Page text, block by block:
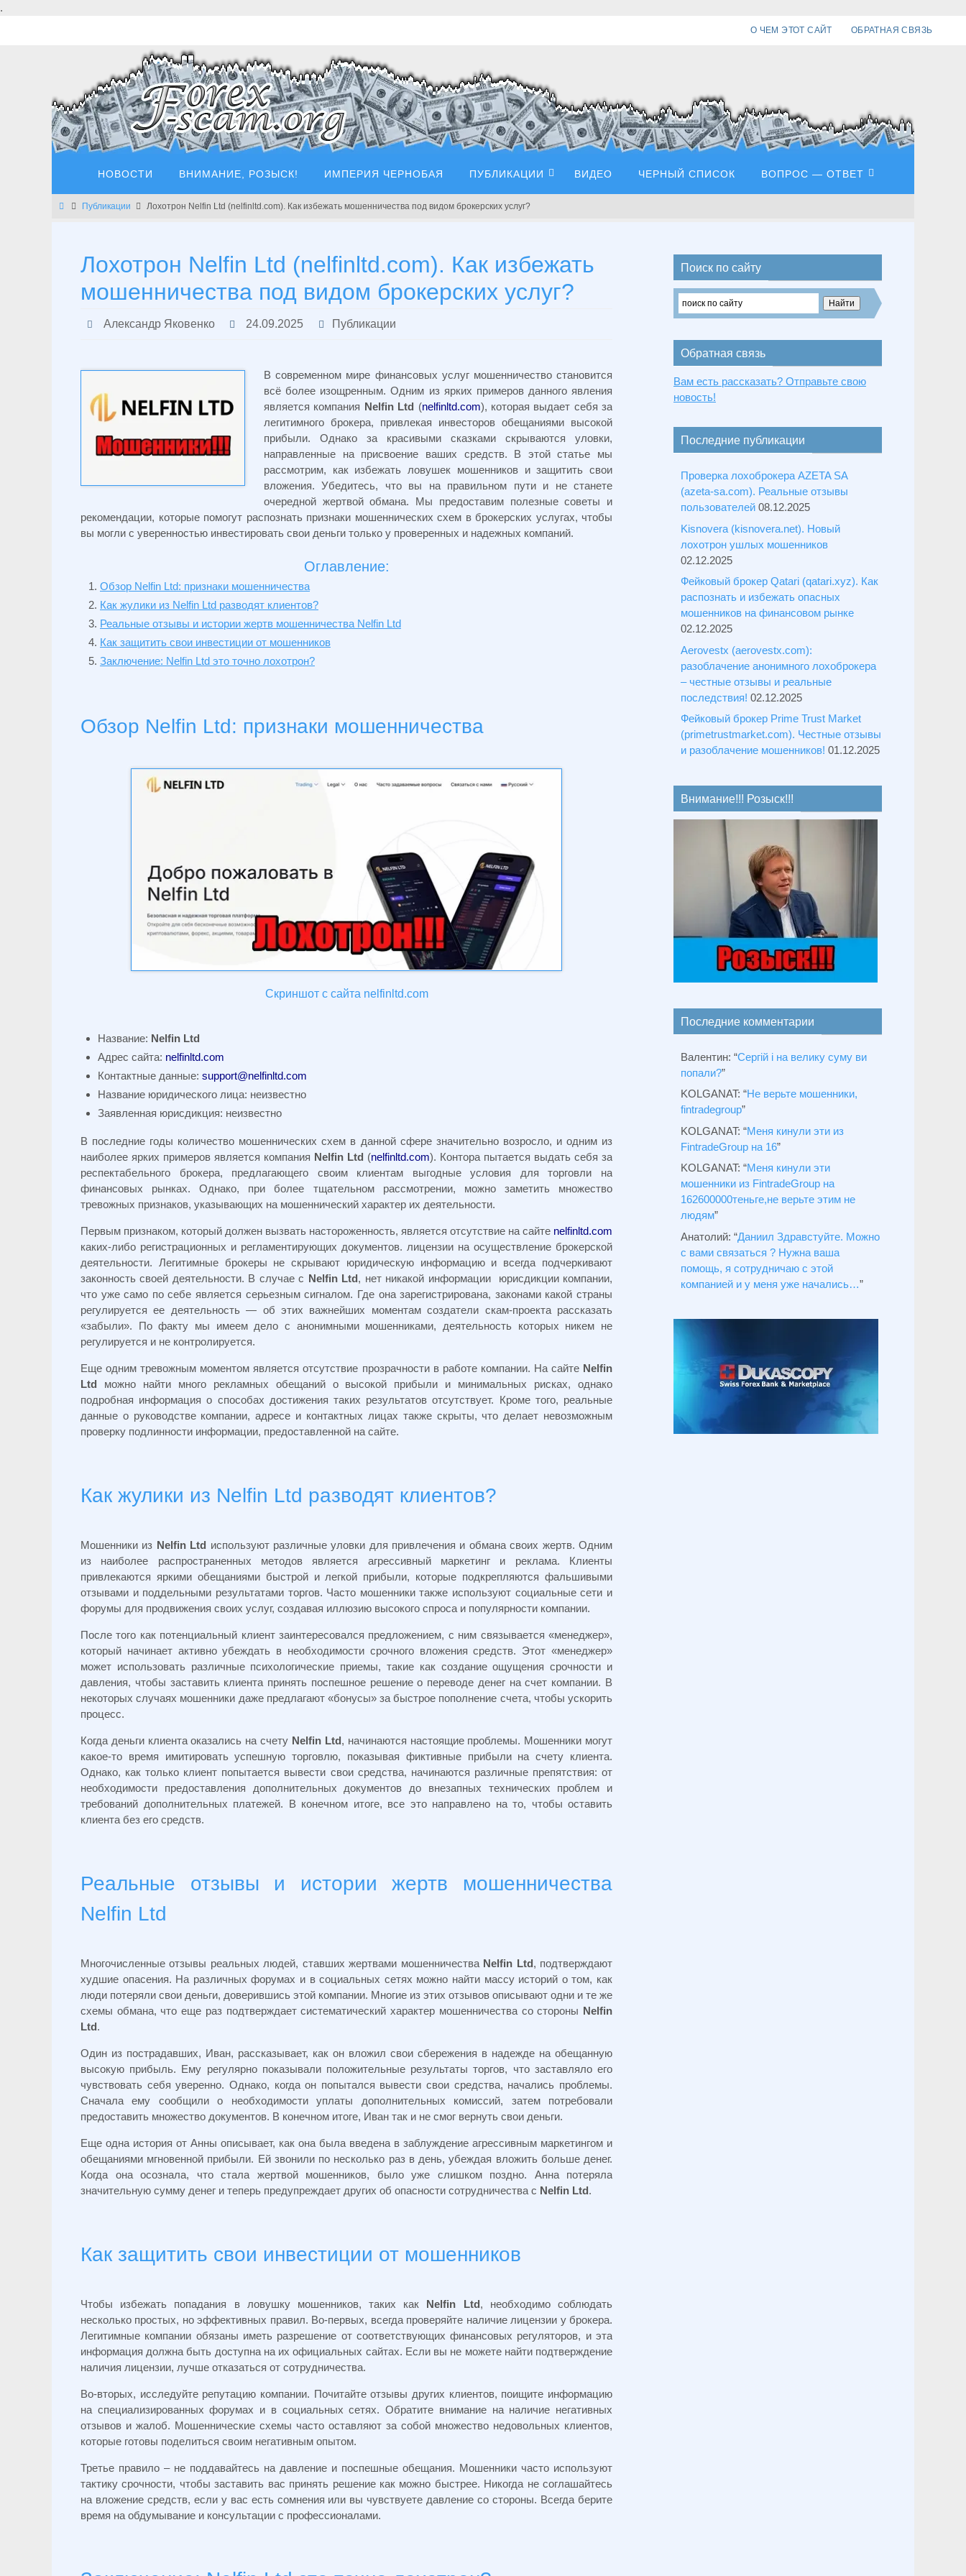
.
О ЧЕМ ЭТОТ САЙТ ОБРАТНАЯ СВЯЗЬ
НОВОСТИ ВНИМАНИЕ, РОЗЫСК! ИМПЕРИЯ ЧЕРНОБАЯ ПУБЛИКАЦИИ ВИДЕО ЧЕРНЫЙ СПИСОК ВОПРОС — ОТВЕТ
Главная
Публикации Лохотрон Nelfin Ltd (nelfinltd.com). Как избежать мошенничества под видом брокерских услуг?
Лохотрон Nelfin Ltd (nelfinltd.com). Как избежать
мошенничества под видом брокерских услуг?
Александр Яковенко 24.09.2025 Публикации
В современном мире финансовых услуг мошенничество становится
всё более изощренным. Одним из ярких примеров данного явления
является компания Nelfin Ltd (nelfinltd.com), которая выдает себя за
легитимного брокера, привлекая инвесторов обещаниями высокой
прибыли. Однако за красивыми сказками скрываются уловки,
направленные на присвоение ваших средств. В этой статье мы
рассмотрим, как избежать ловушек мошенников и защитить свои
вложения. Убедитесь, что вы на правильном пути и не станете
очередной жертвой обмана. Мы предоставим полезные советы и
рекомендации, которые помогут распознать признаки мошеннических схем в брокерских услугах, чтобы
вы могли с уверенностью инвестировать свои деньги только у проверенных и надежных компаний.
Оглавление:
Обзор Nelfin Ltd: признаки мошенничества
Как жулики из Nelfin Ltd разводят клиентов?
Реальные отзывы и истории жертв мошенничества Nelfin Ltd
Как защитить свои инвестиции от мошенников
Заключение: Nelfin Ltd это точно лохотрон?
Обзор Nelfin Ltd: признаки мошенничества
Скриншот с сайта nelfinltd.com
Название: Nelfin Ltd
Адрес сайта: nelfinltd.com
Контактные данные: support@nelfinltd.com
Название юридического лица: неизвестно
Заявленная юрисдикция: неизвестно
В последние годы количество мошеннических схем в данной сфере значительно возросло, и одним из
наиболее ярких примеров является компания Nelfin Ltd (nelfinltd.com). Контора пытается выдать себя за
респектабельного брокера, предлагающего своим клиентам выгодные условия для торговли на
финансовых рынках. Однако, при более тщательном рассмотрении, можно заметить множество
тревожных признаков, указывающих на мошеннический характер их деятельности.
Первым признаком, который должен вызвать настороженность, является отсутствие на сайте nelfinltd.com
каких-либо регистрационных и регламентирующих документов. лицензии на осуществление брокерской
деятельности. Легитимные брокеры не скрывают юридическую информацию и всегда подчеркивают
законность своей деятельности. В случае с Nelfin Ltd, нет никакой информации юрисдикции компании,
что уже само по себе является серьезным сигналом. Где она зарегистрирована, законами какой страны
регулируется ее деятельность — об этих важнейших моментам создатели скам-проекта рассказать
«забыли». По факту мы имеем дело с анонимными мошенниками, деятельность которых никем не
регулируется и не контролируется.
Еще одним тревожным моментом является отсутствие прозрачности в работе компании. На сайте Nelfin
Ltd можно найти много рекламных обещаний о высокой прибыли и минимальных рисках, однако
подробная информация о способах достижения таких результатов отсутствует. Кроме того, реальные
данные о руководстве компании, адресе и контактных лицах также скрыты, что делает невозможным
проверку подлинности информации, предоставленной на сайте.
Как жулики из Nelfin Ltd разводят клиентов?
Мошенники из Nelfin Ltd используют различные уловки для привлечения и обмана своих жертв. Одним
из наиболее распространенных методов является агрессивный маркетинг и реклама. Клиенты
привлекаются яркими обещаниями быстрой и легкой прибыли, которые подкрепляются фальшивыми
отзывами и поддельными результатами торгов. Часто мошенники также используют социальные сети и
форумы для продвижения своих услуг, создавая иллюзию высокого спроса и популярности компании.
После того как потенциальный клиент заинтересовался предложением, с ним связывается «менеджер»,
который начинает активно убеждать в необходимости срочного вложения средств. Этот «менеджер»
может использовать различные психологические приемы, такие как создание ощущения срочности и
давления, чтобы заставить клиента принять поспешное решение о переводе денег на счет компании. В
некоторых случаях мошенники даже предлагают «бонусы» за быстрое пополнение счета, чтобы ускорить
процесс.
Когда деньги клиента оказались на счету Nelfin Ltd, начинаются настоящие проблемы. Мошенники могут
какое-то время имитировать успешную торговлю, показывая фиктивные прибыли на счету клиента.
Однако, как только клиент попытается вывести свои средства, начинаются различные препятствия: от
необходимости предоставления дополнительных документов до внезапных технических проблем и
требований дополнительных платежей. В конечном итоге, все это направлено на то, чтобы оставить
клиента без его средств.
Реальные отзывы и истории жертв мошенничества
Nelfin Ltd
Многочисленные отзывы реальных людей, ставших жертвами мошенничества Nelfin Ltd, подтверждают
худшие опасения. На различных форумах и в социальных сетях можно найти массу историй о том, как
люди потеряли свои деньги, доверившись этой компании. Многие из этих отзывов описывают одни и те же
схемы обмана, что еще раз подтверждает систематический характер мошенничества со стороны Nelfin
Ltd.
Один из пострадавших, Иван, рассказывает, как он вложил свои сбережения в надежде на обещанную
высокую прибыль. Ему регулярно показывали положительные результаты торгов, что заставляло его
чувствовать себя уверенно. Однако, когда он попытался вывести свои средства, начались проблемы.
Сначала ему сообщили о необходимости уплаты дополнительных комиссий, затем потребовали
предоставить множество документов. В конечном итоге, Иван так и не смог вернуть свои деньги.
Еще одна история от Анны описывает, как она была введена в заблуждение агрессивным маркетингом и
обещаниями мгновенной прибыли. Ей звонили по несколько раз в день, убеждая вложить больше денег.
Когда она осознала, что стала жертвой мошенников, было уже слишком поздно. Анна потеряла
значительную сумму денег и теперь предупреждает других об опасности сотрудничества с Nelfin Ltd.
Как защитить свои инвестиции от мошенников
Чтобы избежать попадания в ловушку мошенников, таких как Nelfin Ltd, необходимо соблюдать
несколько простых, но эффективных правил. Во-первых, всегда проверяйте наличие лицензии у брокера.
Легитимные компании обязаны иметь разрешение от соответствующих финансовых регуляторов, и эта
информация должна быть доступна на их официальных сайтах. Если вы не можете найти подтверждение
наличия лицензии, лучше отказаться от сотрудничества.
Во-вторых, исследуйте репутацию компании. Почитайте отзывы других клиентов, поищите информацию
на специализированных форумах и в социальных сетях. Обратите внимание на наличие негативных
отзывов и жалоб. Мошеннические схемы часто оставляют за собой множество недовольных клиентов,
которые готовы поделиться своим негативным опытом.
Третье правило – не поддавайтесь на давление и поспешные обещания. Мошенники часто используют
тактику срочности, чтобы заставить вас принять решение как можно быстрее. Никогда не соглашайтесь
на вложение средств, если у вас есть сомнения или вы чувствуете давление со стороны. Всегда берите
время на обдумывание и консультации с профессионалами.
Поиск по сайту
Обратная связь
Вам есть рассказать? Отправьте свою
новость!
Последние публикации
Проверка лохоброкера AZETA SA
(azeta-sa.com). Реальные отзывы
пользователей 08.12.2025
Kisnovera (kisnovera.net). Новый
лохотрон ушлых мошенников
02.12.2025
Фейковый брокер Qatari (qatari.xyz). Как
распознать и избежать опасных
мошенников на финансовом рынке
02.12.2025
Aerovestx (aerovestx.com):
разоблачение анонимного лохоброкера
– честные отзывы и реальные
последствия! 02.12.2025
Фейковый брокер Prime Trust Market
(primetrustmarket.com). Честные отзывы
и разоблачение мошенников! 01.12.2025
Внимание!!! Розыск!!!
Последние комментарии
Валентин: “Сергій і на велику суму ви
попали?”
KOLGANAT: “Не верьте мошенники,
fintradegroup”
KOLGANAT: “Меня кинули эти из
FintradeGroup на 16”
KOLGANAT: “Меня кинули эти
мошенники из FintradeGroup на
162600000теньге,не верьте этим не
людям”
Анатолий: “Даниил Здравстуйте. Можно
с вами связаться ? Нужна ваша
помощь, я сотрудничаю с этой
компанией и у меня уже начались…”